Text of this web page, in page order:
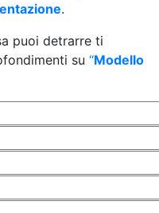
.
puoi detrarre ti
su “Modello